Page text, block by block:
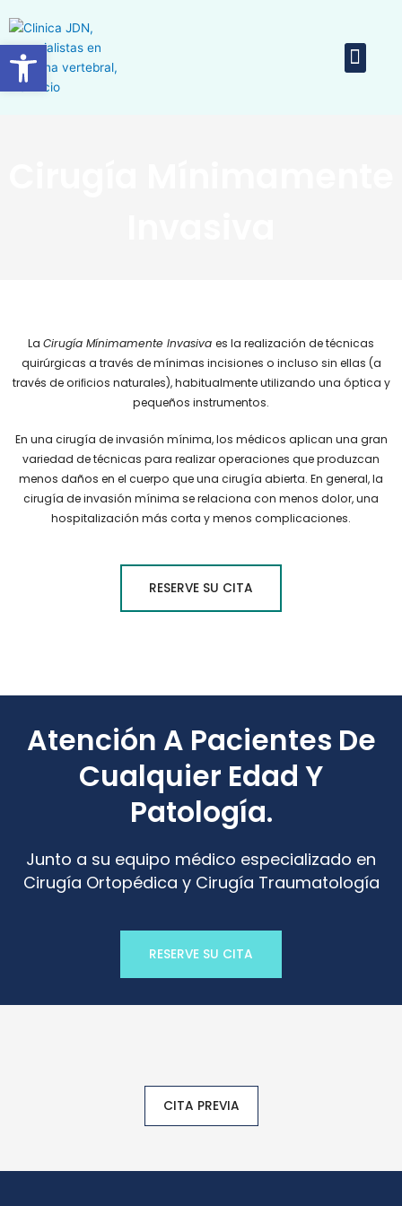
contenido
La Cirugía Mínimamente Invasiva es la realización de técnicas
quirúrgicas a través de mínimas incisiones o incluso sin ellas (a
través de oriﬁcios naturales), habitualmente utilizando una óptica y
pequeños instrumentos.
En una cirugía de invasión mínima, los médicos aplican una gran
variedad de técnicas para realizar operaciones que produzcan
menos daños en el cuerpo que una cirugía abierta. En general, la
cirugía de invasión mínima se relaciona con menos dolor, una
hospitalización más corta y menos complicaciones.
RESERVE SU CITA
Atención A Pacientes De
Cualquier Edad Y
Patología.
Junto a su equipo médico especializado en
Cirugía Ortopédica y Cirugía Traumatología
RESERVE SU CITA
CITA PREVIA
Abrir barra de herramientas